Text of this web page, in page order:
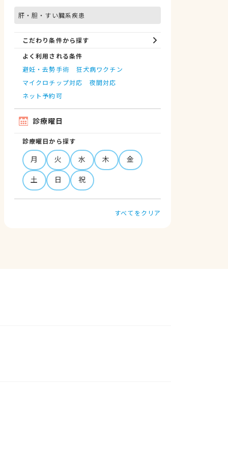
肝・胆・すい臓系疾患
こだわり条件から探す
よく利用される条件
避妊・去勢手術
狂犬病ワクチン
マイクロチップ対応
夜間対応
ネット予約可
診療曜日
診療曜日から探す
月 火 水 木
金
土
日 祝
すべてをクリア